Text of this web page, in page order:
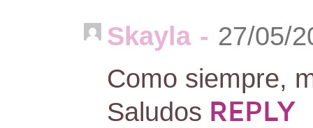
Skayla - 27/05/
Como siempre,
Saludos REPLY